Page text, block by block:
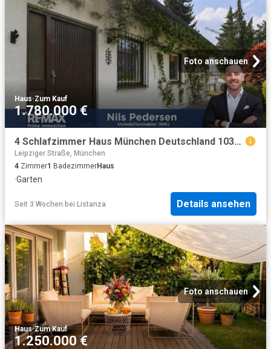
Foto anschauen
Haus·Zum Kauf
1.780.000 €
4 Schlafzimmer Haus München Deutschland 103961831
Leipziger Straße, München
4 Zimmer1 BadezimmerHaus
·Garten
Seit 3 Wochen bei Listanza Details ansehen
Foto anschauen
Haus·Zum Kauf
1.250.000 €